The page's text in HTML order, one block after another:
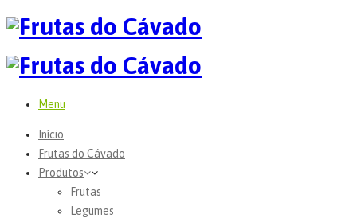
Menu
Início
Frutas do Cávado
Produtos
Frutas
Legumes